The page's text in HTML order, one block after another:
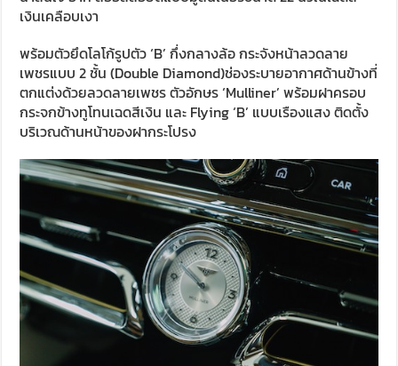
เงินเคลือบเงา
พร้อมตัวยึดโลโก้รูปตัว ‘B’ กึ่งกลางล้อ กระจังหน้าลวดลาย
เพชรแบบ 2 ชั้น (Double Diamond)ช่องระบายอากาศด้านข้างที่
ตกแต่งด้วยลวดลายเพชร ตัวอักษร ‘Mulliner’ พร้อมฝาครอบ
กระจกข้างทูโทนเฉดสีเงิน และ Flying ‘B’ แบบเรืองแสง ติดตั้ง
บริเวณด้านหน้าของฝากระโปรง